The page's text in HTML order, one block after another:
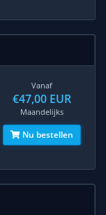
Vanaf
€47,00 EUR
Maandelijks
Nu bestellen